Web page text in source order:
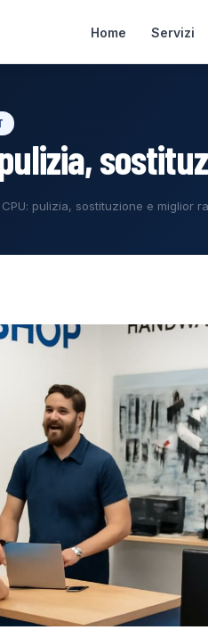
Home Servizi
pulizia, sostituzione e miglior